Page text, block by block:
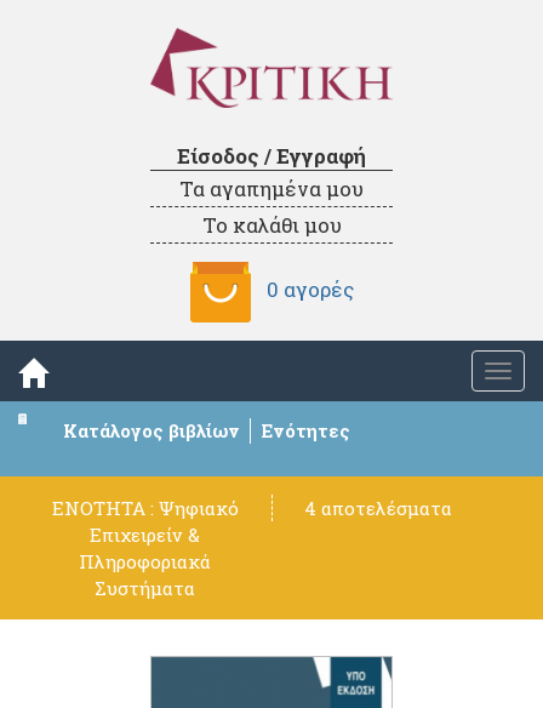
Είσοδος / Εγγραφή
Τα αγαπημένα μου
Το καλάθι μου
0 αγορές
Κατάλογος βιβλίων Ενότητες
ΕΝΟΤΗΤΑ : Ψηφιακό
Επιχειρείν &
Πληροφοριακά
Συστήματα
4 αποτελέσματα